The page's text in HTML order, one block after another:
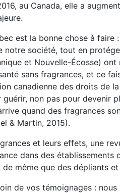
au Canada, elle a
est la bonne chose à
notre société, tout en
et Nouvelle-Écosse)
sans fragrances, et ce
canadienne des droits de
non pas pour devenir
quand des fragrances
& Martin, 2015).
et leurs effets, une
dans des établissements
même que des dépliants
de vos témoignages :